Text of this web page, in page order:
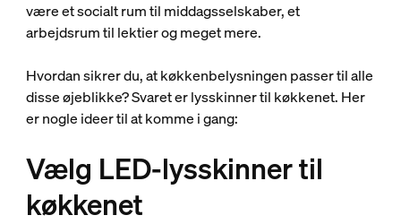
være et socialt rum til middagsselskaber, et
arbejdsrum til lektier og meget mere.
Hvordan sikrer du, at køkkenbelysningen passer til alle
disse øjeblikke? Svaret er lysskinner til køkkenet. Her
er nogle ideer til at komme i gang:
Vælg LED-lysskinner til
køkkenet